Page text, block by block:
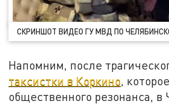
СКРИНШОТ ВИДЕО ГУ МВД ПО
Напомним, после
таксистки в Коркино,
общественного резонанса, в